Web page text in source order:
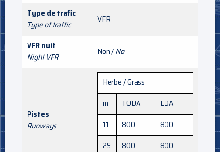
Type de trafic
Type of traffic
VFR
VFR nuit
Night VFR
Non /No
Pistes
Runways
Herbe / Grass
m
TODA
LDA
11
800
800
29
800 800